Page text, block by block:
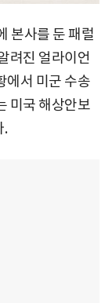
본사를 둔 패럴
려진 얼라이언
에서 미군 수송
미국 해상안보
.